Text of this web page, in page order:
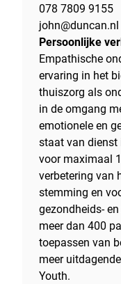
078 7809 9155
john@duncan.nl
Persoonlijke
Empathische
ervaring in het
thuiszorg als
in de omgang
emotionele en
staat van dienst
voor maximaal
verbetering van
stemming en
gezondheids-
meer dan 400
toepassen van
meer
Youth.